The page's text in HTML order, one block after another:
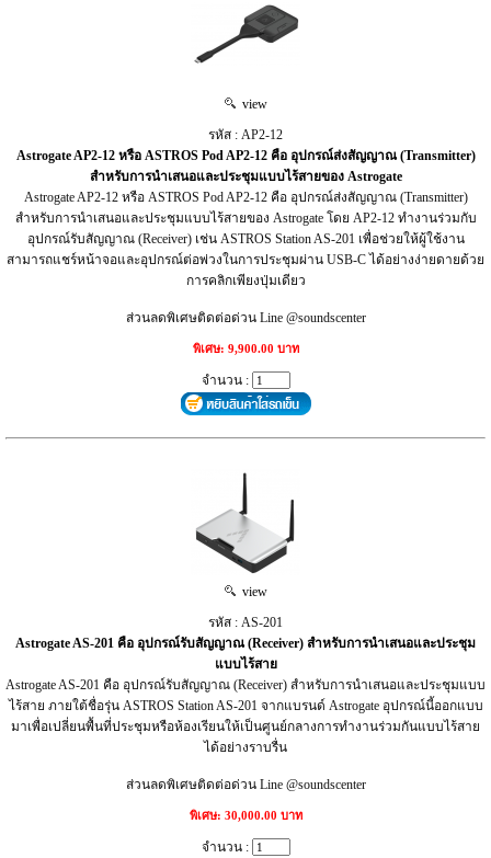
view
รหัส : AP2-12
Astrogate AP2-12 หรือ ASTROS Pod AP2-12 คือ อุปกรณ์ส่งสัญญาณ (Transmitter)
สำหรับการนำเสนอและประชุมแบบไร้สายของ Astrogate
Astrogate AP2-12 หรือ ASTROS Pod AP2-12 คือ อุปกรณ์ส่งสัญญาณ (Transmitter)
สำหรับการนำเสนอและประชุมแบบไร้สายของ Astrogate โดย AP2-12 ทำงานร่วมกับ
อุปกรณ์รับสัญญาณ (Receiver) เช่น ASTROS Station AS-201 เพื่อช่วยให้ผู้ใช้งาน
สามารถแชร์หน้าจอและอุปกรณ์ต่อพ่วงในการประชุมผ่าน USB-C ได้อย่างง่ายดายด้วย
การคลิกเพียงปุ่มเดียว
ส่วนลดพิเศษติดต่อด่วน Line @soundscenter
พิเศษ: 9,900.00 บาท
จำนวน :
view
รหัส : AS-201
Astrogate AS-201 คือ อุปกรณ์รับสัญญาณ (Receiver) สำหรับการนำเสนอและประชุม
แบบไร้สาย
Astrogate AS-201 คือ อุปกรณ์รับสัญญาณ (Receiver) สำหรับการนำเสนอและประชุมแบบ
ไร้สาย ภายใต้ชื่อรุ่น ASTROS Station AS-201 จากแบรนด์ Astrogate อุปกรณ์นี้ออกแบบ
มาเพื่อเปลี่ยนพื้นที่ประชุมหรือห้องเรียนให้เป็นศูนย์กลางการทำงานร่วมกันแบบไร้สาย
ได้อย่างราบรื่น
ส่วนลดพิเศษติดต่อด่วน Line @soundscenter
พิเศษ: 30,000.00 บาท
จำนวน :